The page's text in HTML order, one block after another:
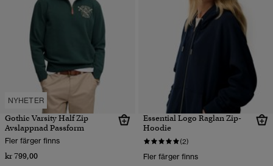
NYHETER
Gothic Varsity Half Zip
Avslappnad Passform
Fler färger finns
kr 799,00
Essential Logo Raglan Zip-
Hoodie
(2)
Fler färger finns